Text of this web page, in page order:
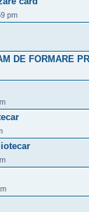
pm
DE FORMARE